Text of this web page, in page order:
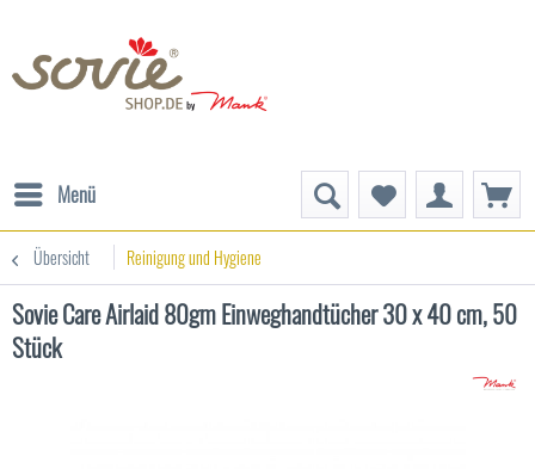
Menü
Übersicht Reinigung und Hygiene
Sovie Care Airlaid 80gm Einweghandtücher 30 x 40 cm, 50
Stück